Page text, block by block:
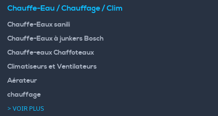
Chauffe-Eau / Chauffage / Clim
Chauffe-Eaux sanili
Chauffe-Eaux à junkers Bosch
Chauffe-eaux Chaffoteaux
Climatiseurs et Ventilateurs
Aérateur
chauffage
> VOIR PLUS